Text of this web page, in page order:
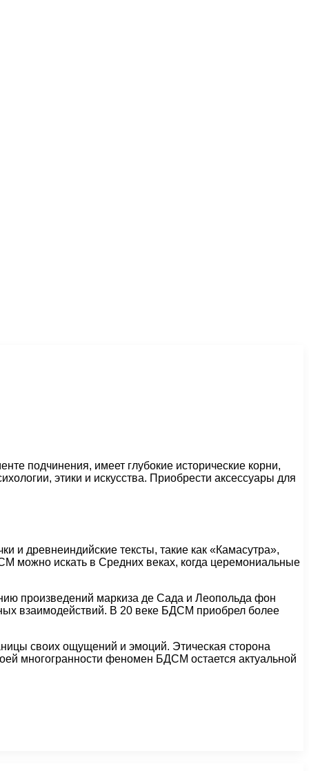
подчинения, имеет глубокие исторические корни,
этики и искусства. Приобрести аксессуары для
и древнеиндийские тексты, такие как «Камасутра»,
можно искать в Средних веках, когда церемониальные
произведений маркиза де Сада и Леопольда фон
взаимодействий. В 20 веке БДСМ приобрел более
своих ощущений и эмоций. Этическая сторона
многогранности феномен БДСМ остается актуальной